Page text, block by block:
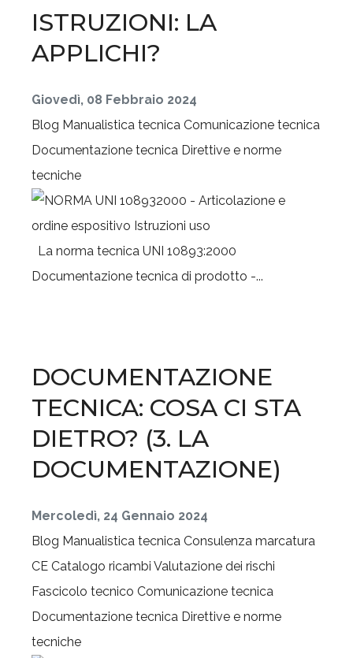
ISTRUZIONI: LA
APPLICHI?
Giovedì, 08 Febbraio 2024
Blog Manualistica tecnica Comunicazione tecnica
Documentazione tecnica Direttive e norme
tecniche
La norma tecnica UNI 10893:2000
Documentazione tecnica di prodotto -...
DOCUMENTAZIONE
TECNICA: COSA CI STA
DIETRO? (3. LA
DOCUMENTAZIONE)
Mercoledì, 24 Gennaio 2024
Blog Manualistica tecnica Consulenza marcatura
CE Catalogo ricambi Valutazione dei rischi
Fascicolo tecnico Comunicazione tecnica
Documentazione tecnica Direttive e norme
tecniche